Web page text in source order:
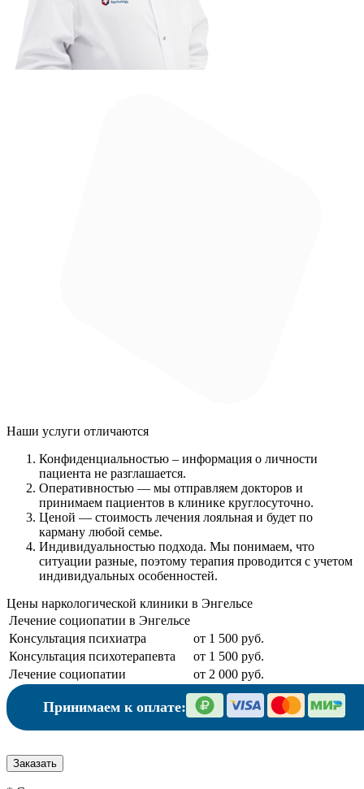
Наши услуги отличаются
Конфиденциальностью – информация о личности
пациента не разглашается.
Оперативностью — мы отправляем докторов и
принимаем пациентов в клинике круглосуточно.
Ценой — стоимость лечения лояльная и будет по
карману любой семье.
Индивидуальностью подхода. Мы понимаем, что
ситуации разные, поэтому терапия проводится с учетом
индивидуальных особенностей.
Цены наркологической клиники в Энгельсе
Лечение социопатии в Энгельсе
Консультация психиатра
от 1 500 руб.
Консультация психотерапевта
от 1 500 руб.
Лечение социопатии
от 2 000 руб.
Принимаем к оплате:
Заказать